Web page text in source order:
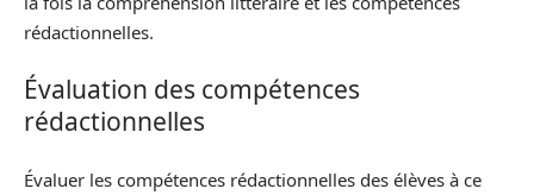
rédactionnelles.
Évaluation des compétences
rédactionnelles
Évaluer les compétences rédactionnelles des élèves à ce